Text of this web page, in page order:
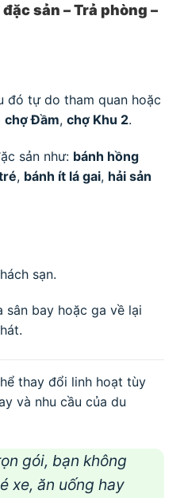
sản – Trả phòng –
đó tự do tham quan hoặc
chợ Đầm, chợ Khu 2.
sản như: bánh hồng
, bánh ít lá gai, hải sản
sạn.
sân bay hoặc ga về lại
thay đổi linh hoạt tùy
và nhu cầu của du
gói, bạn không
xe, ăn uống hay